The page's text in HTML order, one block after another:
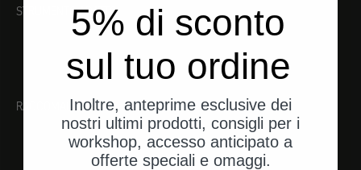
STRUMENTO ADATTO
RACCOMANDAZIONI
5% di sconto
sul tuo ordine
Inoltre, anteprime esclusive dei
nostri ultimi prodotti, consigli per i
workshop, accesso anticipato a
offerte speciali e omaggi.